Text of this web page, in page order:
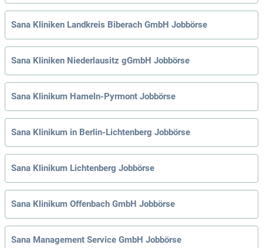
Sana Kliniken Landkreis Biberach GmbH Jobbörse
Sana Kliniken Niederlausitz gGmbH Jobbörse
Sana Klinikum Hameln-Pyrmont Jobbörse
Sana Klinikum in Berlin-Lichtenberg Jobbörse
Sana Klinikum Lichtenberg Jobbörse
Sana Klinikum Offenbach GmbH Jobbörse
Sana Management Service GmbH Jobbörse